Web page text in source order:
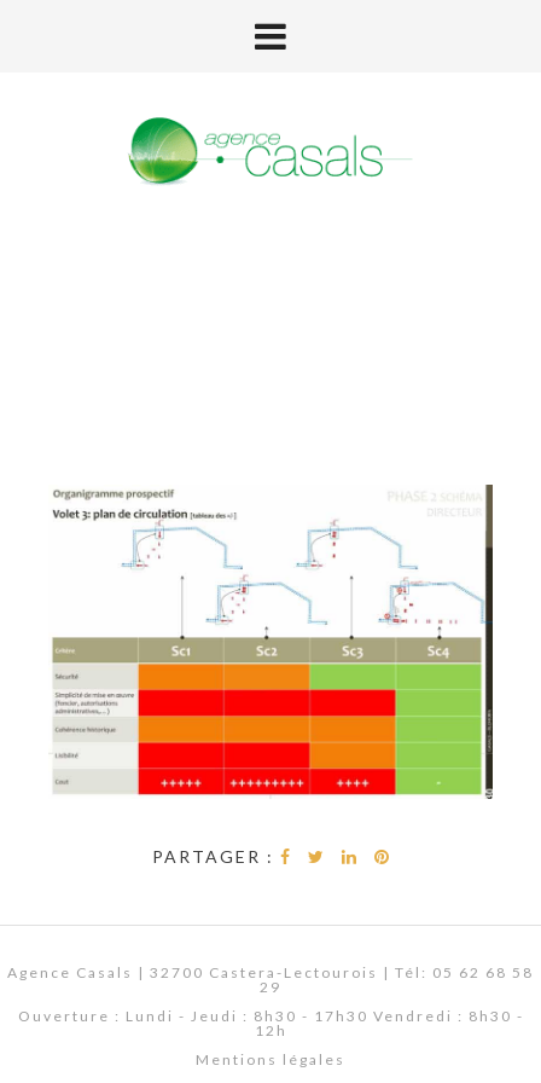
PARTAGER :
Agence Casals | 32700 Castera-Lectourois | Tél: 05 62 68 58
29
Ouverture : Lundi - Jeudi : 8h30 - 17h30 Vendredi : 8h30 -
12h
Mentions légales